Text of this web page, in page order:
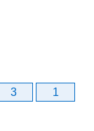
3
1